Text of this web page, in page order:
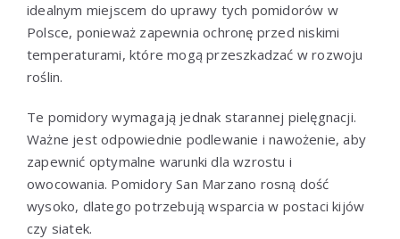
idealnym miejscem do uprawy tych pomidorów w
Polsce, ponieważ zapewnia ochronę przed niskimi
temperaturami, które mogą przeszkadzać w rozwoju
roślin.
Te pomidory wymagają jednak starannej pielęgnacji.
Ważne jest odpowiednie podlewanie i nawożenie, aby
zapewnić optymalne warunki dla wzrostu i
owocowania. Pomidory San Marzano rosną dość
wysoko, dlatego potrzebują wsparcia w postaci kijów
czy siatek.